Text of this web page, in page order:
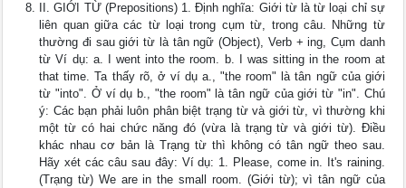
II. GIỚI TỪ (Prepositions) 1. Định nghĩa: Giới từ là từ loại chỉ sự
liên quan giữa các từ loại trong cụm từ, trong câu. Những từ
thường đi sau giới từ là tân ngữ (Object), Verb + ing, Cụm danh
từ Ví dụ: a. I went into the room. b. I was sitting in the room at
that time. Ta thấy rõ, ở ví dụ a., "the room" là tân ngữ của giới
từ "into". Ở ví dụ b., "the room" là tân ngữ của giới từ "in". Chú
ý: Các bạn phải luôn phân biệt trạng từ và giới từ, vì thường khi
một từ có hai chức năng đó (vừa là trạng từ và giới từ). Điều
khác nhau cơ bản là Trạng từ thì không có tân ngữ theo sau.
Hãy xét các câu sau đây: Ví dụ: 1. Please, come in. It's raining.
(Trạng từ) We are in the small room. (Giới từ); vì tân ngữ của